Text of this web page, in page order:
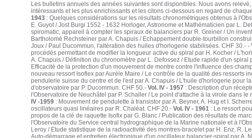
Les bulletins annuels des années suivantes sont disponibles. Nous avons
intéressants et les plus enrichissants et les citons ci-dessous en regard de
1943: Quelques considérations sur les résultats chronométriques obtenus à
E. Guyot / Jost Burgi 1552 - 1632 Horloger, Astronome et Mathématicien par L.
spiromatic, appareil à compter les spiraux de balanciers par R. Greiner / Un
Bartholomé Rechsteiner par A. Chapuis / Echappement double-tourbillon
Joux / Paul Ducommun, l'altération des huiles d'horlogerie stabilisées. CHF 30.- -
procédés permettant de modifier la longueur active du spiral par H. Kocher /
A. Chapuis / Définition du chronomètre par L. Defossez / Etude rapide d'un spiral
Efficacité de la protection d'un mouvement de montre contre l'influence des
nouveau ressort Isoflex par Aurèle Maire / Le contrôle de la qualité des ressorts
pendulerie suisse du centre et de l'est par A. Chapuis / L'huile d'horlogerie pour
d'observatoire par P. Ducommun. CHF 50.- Vol. IV - 1957 : Description d'un
l'Observatoire de Neuchâtel par P. Schaller / Le point d'attache à la virole dans
IV -1959: Mouvement de pendulette à transistor par A. Beyner, A. Hug et I.
oscillateurs quasi linéaires par R. Chaléat. CHF 20.- Vol. IV - 1961: Le ressort
propos de la clé de raquette Isofix par G. Blanc / Publication des résultats de
l'Observatoire du Service central hydrographique de la Marine nationale et à
Leroy / Etude statistique de la radioactivité des montres-bracelet par H. Enz, R.
Auto-démarrage et entretien électronique d'un oscillateur balancier-spiral par A.